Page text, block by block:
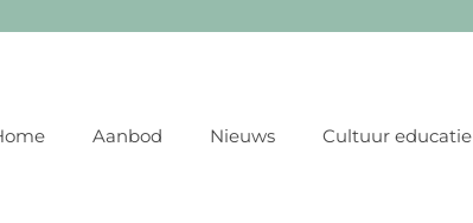
Aanbod Nieuws Cultuur educatie